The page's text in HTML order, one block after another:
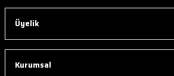
Üyelik
Kurumsal